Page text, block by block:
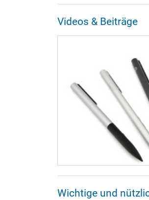
Videos & Beiträge
Wichtige und